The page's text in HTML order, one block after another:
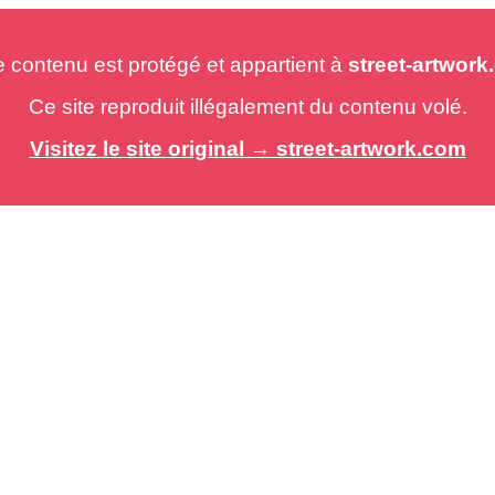
est protégé et appartient à street-
Ce site reproduit illégalement du contenu volé.
Visitez le site original → street-artwork.com